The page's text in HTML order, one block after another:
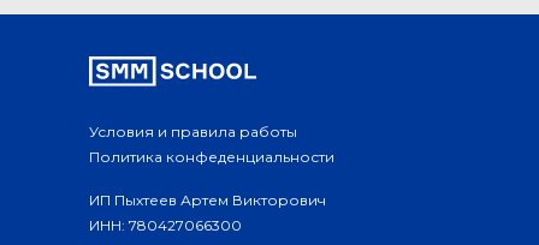
Условия и правила работы
ИП Пыхтеев Артем Викторович
ИНН: 780427066300
Политика конфеденциальности